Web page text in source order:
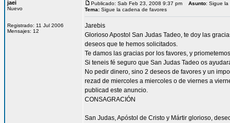
jaei
Nuevo
Registrado: 11 Jul 2006
Mensajes: 12
Publicado: Sab Feb 23, 2008 9:37 pm Asunto: Sigue
Tema: Sigue la cadena de favores
Jarebis
Glorioso Apostol San Judas Tadeo, te doy las
deseos que te hemos solicitados.
Te damos las gracias por los favores, y
Si teneis fé seguro que San Judas Tadeo os
No pedir dinero, sino 2 deseos de favores y un
rezad de miercoles a miercoles o de viernes a
publicad este anuncio.
CONSAGRACIÓN
San Judas, Apóstol de Cristo y Mártir glorioso,